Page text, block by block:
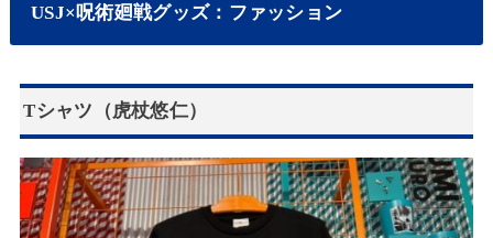
USJ×呪術廻戦グッズ：ファッション
Tシャツ（虎杖悠仁）